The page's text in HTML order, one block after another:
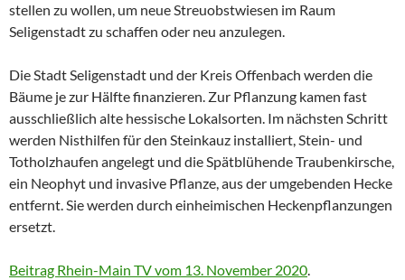
stellen zu wollen, um neue Streuobstwiesen im Raum
Seligenstadt zu schaffen oder neu anzulegen.
Die Stadt Seligenstadt und der Kreis Offenbach werden die
Bäume je zur Hälfte finanzieren. Zur Pflanzung kamen fast
ausschließlich alte hessische Lokalsorten. Im nächsten Schritt
werden Nisthilfen für den Steinkauz installiert, Stein- und
Totholzhaufen angelegt und die Spätblühende Traubenkirsche,
ein Neophyt und invasive Pflanze, aus der umgebenden Hecke
entfernt. Sie werden durch einheimischen Heckenpflanzungen
ersetzt.
Beitrag Rhein-Main TV vom 13. November 2020.